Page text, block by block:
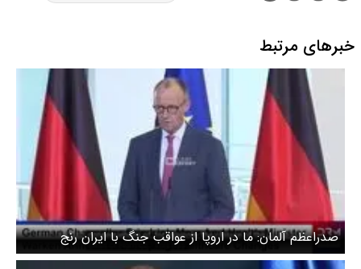
خبرهای مرتبط
صدراعظم آلمان: ما در اروپا از عواقب جنگ با ایران رنج
می‌بریم +‌ ویدیو